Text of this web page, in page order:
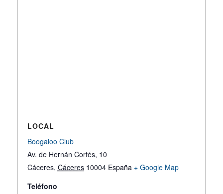
LOCAL
Boogaloo Club
Av. de Hernán Cortés, 10
Cáceres, Cáceres 10004 España + Google Map
Teléfono